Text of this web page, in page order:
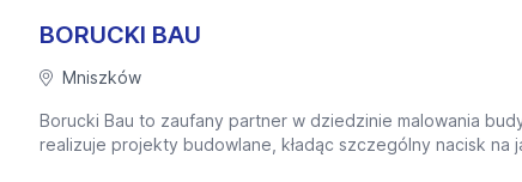
BORUCKI BAU
Mniszków
Borucki Bau to zaufany partner w dziedzinie malowania
realizuje projekty budowlane, kładąc szczególny nacisk na